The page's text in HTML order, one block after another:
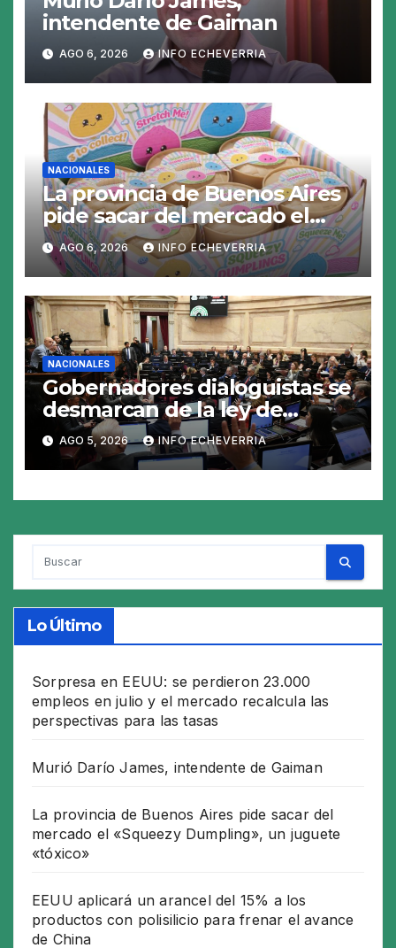
intendente de Gaiman
AGO 6, 2026 INFO ECHEVERRIA
NACIONALES
La provincia de Buenos Aires
pide sacar del mercado el
«Squeezy Dumpling», un
juguete «tóxico»
AGO 6, 2026 INFO ECHEVERRIA
NACIONALES
Gobernadores dialoguistas se
desmarcan de la ley de
Tierras y ponen en jaque su
tratamiento en el Senado
AGO 5, 2026 INFO ECHEVERRIA
Lo Último
Sorpresa en EEUU: se perdieron 23.000
empleos en julio y el mercado recalcula las
perspectivas para las tasas
Murió Darío James, intendente de Gaiman
La provincia de Buenos Aires pide sacar del
mercado el «Squeezy Dumpling», un juguete
«tóxico»
EEUU aplicará un arancel del 15% a los
productos con polisilicio para frenar el avance
de China